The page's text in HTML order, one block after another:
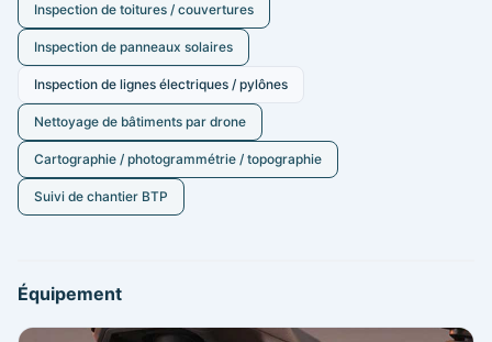
Inspection de toitures / couvertures
Inspection de panneaux solaires
Inspection de lignes électriques / pylônes
Nettoyage de bâtiments par drone
Cartographie / photogrammétrie / topographie
Suivi de chantier BTP
Équipement